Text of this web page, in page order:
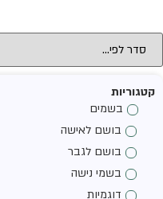
קטגוריות
בשמים
בושם לאישה
בושם לגבר
בשמי נישה
דוגמיות